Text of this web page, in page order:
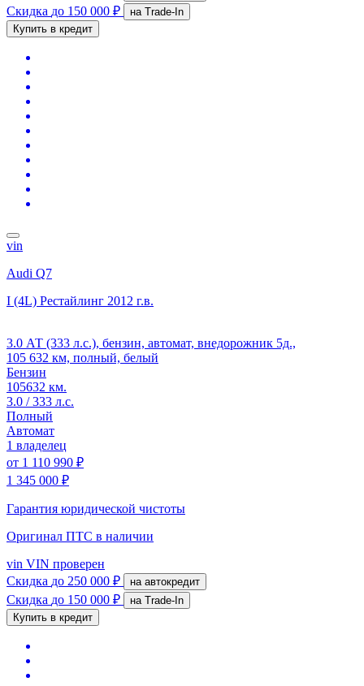
Скидка до 150 000 ₽
на Trade-In
Купить в кредит
vin
Audi Q7
I (4L) Рестайлинг 2012 г.в.
3.0 АТ (333 л.с.), бензин, автомат, внедорожник 5д.,
105 632 км, полный, белый
Бензин
105632 км.
3.0 / 333 л.с.
Полный
Автомат
1 владелец
от 1 110 990 ₽
1 345 000 ₽
Гарантия юридической чистоты
Оригинал ПТС в наличии
vin VIN проверен
Скидка до 250 000 ₽ на автокредит
Скидка до 150 000 ₽
на Trade-In
Купить в кредит